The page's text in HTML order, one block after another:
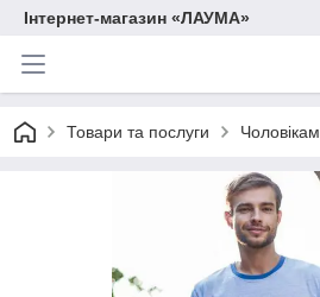
Інтернет-магазин «ЛАУМА»
Товари та послуги Чоловікам